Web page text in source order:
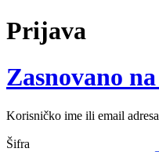
Prijava
Zasnovano
Korisničko ime ili email adresa
Šifra